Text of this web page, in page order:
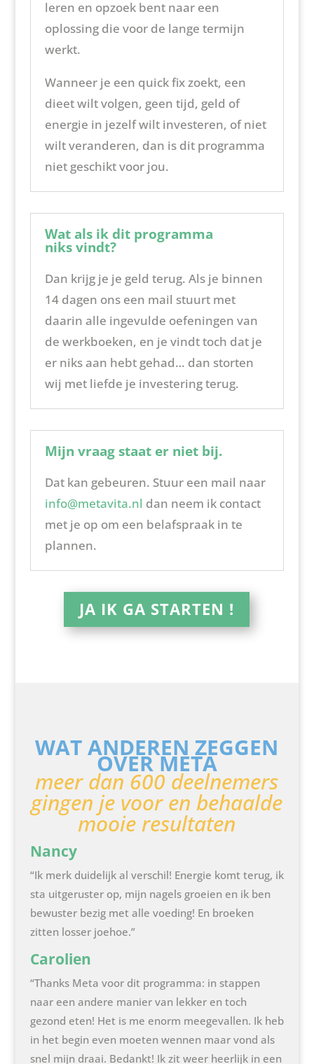
leren en opzoek bent naar een
oplossing die voor de lange termijn
werkt.
Wanneer je een quick fix zoekt, een
dieet wilt volgen, geen tijd, geld of
energie in jezelf wilt investeren, of niet
wilt veranderen, dan is dit programma
niet geschikt voor jou.
Wat als ik dit programma
niks vindt?
Dan krijg je je geld terug. Als je binnen
14 dagen ons een mail stuurt met
daarin alle ingevulde oefeningen van
de werkboeken, en je vindt toch dat je
er niks aan hebt gehad… dan storten
wij met liefde je investering terug.
Mijn vraag staat er niet bij.
Dat kan gebeuren. Stuur een mail naar
info@metavita.nl dan neem ik contact
met je op om een belafspraak in te
plannen.
JA IK GA STARTEN !
WAT ANDEREN ZEGGEN
OVER META
meer dan 600 deelnemers
gingen je voor en behaalde
mooie resultaten
Nancy
“Ik merk duidelijk al verschil! Energie komt terug, ik
sta uitgeruster op, mijn nagels groeien en ik ben
bewuster bezig met alle voeding! En broeken
zitten losser joehoe‬.”
Carolien
“Thanks Meta voor dit programma: in stappen
naar een andere manier van lekker en toch
gezond eten! Het is me enorm meegevallen. Ik heb
in het begin even moeten wennen maar vond als
snel mijn draai. Bedankt! Ik zit weer heerlijk in een